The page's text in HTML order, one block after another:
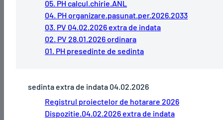
01. PH presedinte de sedinta
02. PV 28.01.2026 ordinara
03. PV 04.02.2026 extra de indata
04. PH organizare.pasunat.per.2026.2033
05. PH calcul.chirie.ANL
sedinta extra de indata 04.02.2026
Dispozitie.04.02.2026 extra de indata
Registrul proiectelor de hotarare 2026